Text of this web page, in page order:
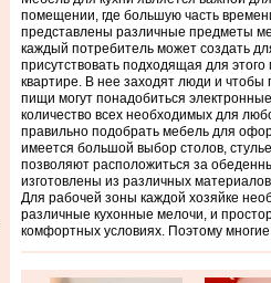
помещении, где большую часть
представлены различные предметы
каждый потребитель может создать
присутствовать подходящая для
квартире. В нее заходят люди и
пищи могут понадобиться
количество всех необходимых для
правильно подобрать мебель для
имеется большой выбор столов,
позволяют расположиться за
изготовлены из различных
Для рабочей зоны каждой хозяйке
различные кухонные мелочи, и
комфортных условиях. Поэтому